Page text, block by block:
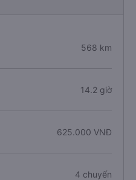
568 km
14.2 giờ
625.000 VNĐ
4 chuyến